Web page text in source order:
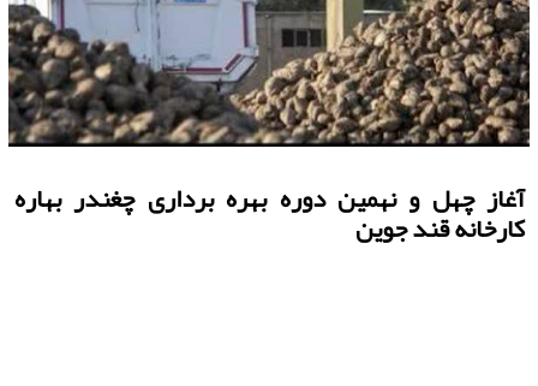
آغاز چهل و نهمین دوره بهره برداری چغندر بهاره
کارخانه قند جوین